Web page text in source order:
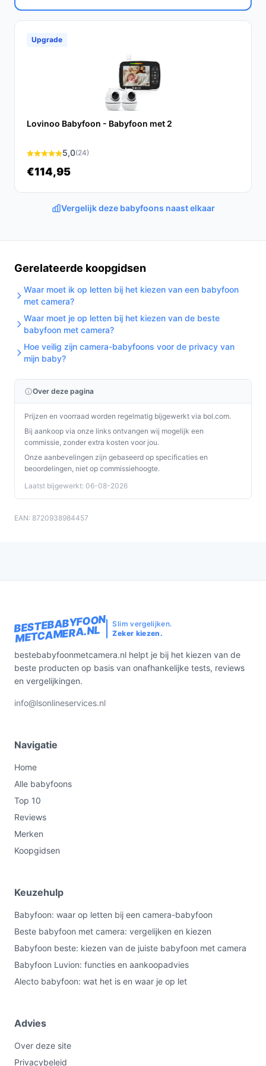
gebruiksgemak biedt het ouders de gemoedsrust die ze
Ontdek alle specificaties en vergelijk prijzen op
bestebabyfoonmetcamera.nl. Kies bewust wat perfect
Upgrade
Lovinoo Babyfoon - Babyfoon met 2
5,0(24)
€114,95
Vergelijk deze babyfoons naast elkaar
Gerelateerde koopgidsen
Waar moet ik op letten bij het kiezen van een babyfoon
met camera?
Waar moet je op letten bij het kiezen van de beste
babyfoon met camera?
Hoe veilig zijn camera-babyfoons voor de privacy van
mijn baby?
Over deze pagina
Prijzen en voorraad worden regelmatig bijgewerkt via bol.com.
Bij aankoop via onze links ontvangen wij mogelijk een
commissie, zonder extra kosten voor jou.
Onze aanbevelingen zijn gebaseerd op specificaties en
beoordelingen, niet op commissiehoogte.
Laatst bijgewerkt: 06-08-2026
EAN: 8720938984457
BESTEBABYFOON
METCAMERA.NL
Slim vergelijken.
Zeker kiezen.
bestebabyfoonmetcamera.nl helpt je bij het kiezen van de
beste producten op basis van onafhankelijke tests, reviews
en vergelijkingen.
info@lsonlineservices.nl
Navigatie
Home
Alle babyfoons
Top 10
Reviews
Merken
Koopgidsen
Keuzehulp
Babyfoon: waar op letten bij een camera-babyfoon
Beste babyfoon met camera: vergelijken en kiezen
Babyfoon beste: kiezen van de juiste babyfoon met camera
Babyfoon Luvion: functies en aankoopadvies
Alecto babyfoon: wat het is en waar je op let
Advies
Over deze site
Privacybeleid